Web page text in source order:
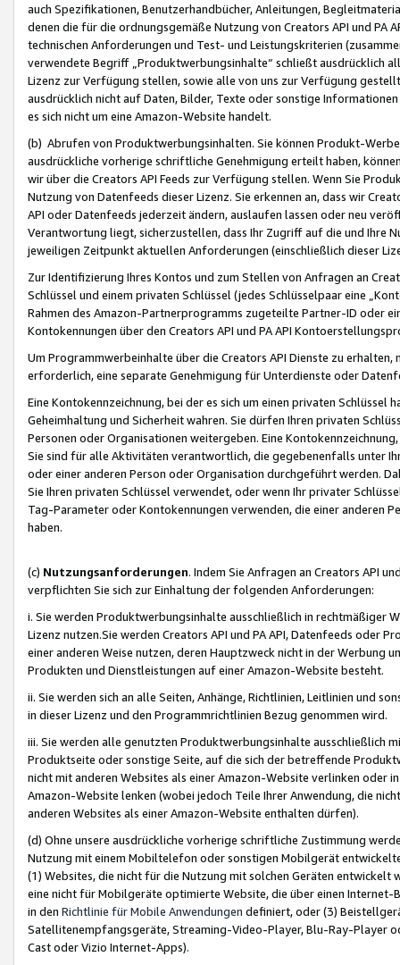
auch Spezifikationen, Benutzerhandbücher, Anleitungen,
denen die für die ordnungsgemäße Nutzung von Creators API und PA
technischen Anforderungen und Test- und Leistungskriterien
verwendete Begriff „Produktwerbungsinhalte“ schließt ausdrücklich
Lizenz zur Verfügung stellen, sowie alle von uns zur Verfügung
ausdrücklich nicht auf Daten, Bilder, Texte oder sonstige
es sich nicht um eine Amazon-Website handelt.
(b) Abrufen von Produktwerbungsinhalten. Sie können Produkt-
ausdrückliche vorherige schriftliche Genehmigung erteilt haben,
wir über die Creators API Feeds zur Verfügung stellen. Wenn Sie
Nutzung von Datenfeeds dieser Lizenz. Sie erkennen an, dass wir
API oder Datenfeeds jederzeit ändern, auslaufen lassen oder neu
Verantwortung liegt, sicherzustellen, dass Ihr Zugriff auf die und Ihre
jeweiligen Zeitpunkt aktuellen Anforderungen (einschließlich dieser
Zur Identifizierung Ihres Kontos und zum Stellen von Anfragen an
Schlüssel und einem privaten Schlüssel (jedes Schlüsselpaar eine
Rahmen des Amazon-Partnerprogramms zugeteilte Partner-ID oder
Kontokennungen über den Creators API und PA API
Um Programmwerbeinhalte über die Creators API Dienste zu
erforderlich, eine separate Genehmigung für Unterdienste oder
Eine Kontokennzeichnung, bei der es sich um einen privaten
Geheimhaltung und Sicherheit wahren. Sie dürfen Ihren privaten
Personen oder Organisationen weitergeben. Eine
Sie sind für alle Aktivitäten verantwortlich, die gegebenenfalls unter
oder einer anderen Person oder Organisation durchgeführt werden.
Sie Ihren privaten Schlüssel verwendet, oder wenn Ihr privater
Tag-Parameter oder Kontokennungen verwenden, die einer anderen
haben.
(c) Nutzungsanforderungen. Indem Sie Anfragen an Creators API
verpflichten Sie sich zur Einhaltung der folgenden Anforderungen:
i. Sie werden Produktwerbungsinhalte ausschließlich in rechtmäßiger
Lizenz nutzen.Sie werden Creators API und PA API, Datenfeeds oder
einer anderen Weise nutzen, deren Hauptzweck nicht in der Werbung
Produkten und Dienstleistungen auf einer Amazon-Website besteht.
ii. Sie werden sich an alle Seiten, Anhänge, Richtlinien, Leitlinien und
in dieser Lizenz und den Programmrichtlinien Bezug genommen wird.
iii. Sie werden alle genutzten Produktwerbungsinhalte ausschließlich
Produktseite oder sonstige Seite, auf die sich der betreffende
nicht mit anderen Websites als einer Amazon-Website verlinken oder
Amazon-Website lenken (wobei jedoch Teile Ihrer Anwendung, die
anderen Websites als einer Amazon-Website enthalten dürfen).
(d) Ohne unsere ausdrückliche vorherige schriftliche Zustimmung
Nutzung mit einem Mobiltelefon oder sonstigen Mobilgerät
(1) Websites, die nicht für die Nutzung mit solchen Geräten
eine nicht für Mobilgeräte optimierte Website, die über einen
in den Richtlinie für Mobile Anwendungen definiert, oder (3)
Satellitenempfangsgeräte, Streaming-Video-Player, Blu-Ray-Player
Cast oder Vizio Internet-Apps).